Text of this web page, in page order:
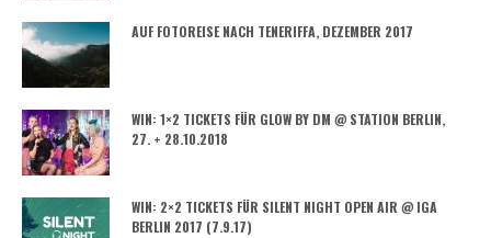
AUF FOTOREISE NACH TENERIFFA, DEZEMBER 2017
WIN: 1×2 TICKETS FÜR GLOW BY DM @ STATION BERLIN,
27. + 28.10.2018
WIN: 2×2 TICKETS FÜR SILENT NIGHT OPEN AIR @ IGA
BERLIN 2017 (7.9.17)